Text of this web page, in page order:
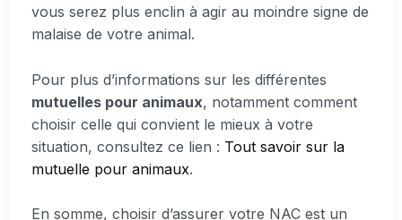
vous serez plus enclin à agir au moindre signe de
malaise de votre animal.
Pour plus d’informations sur les différentes
mutuelles pour animaux, notamment comment
choisir celle qui convient le mieux à votre
situation, consultez ce lien : Tout savoir sur la
mutuelle pour animaux.
En somme, choisir d’assurer votre NAC est un